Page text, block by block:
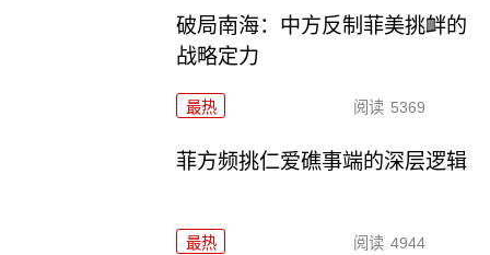
破局南海：中方反制菲美挑衅的
战略定力
最热 阅读 5369
菲方频挑仁爱礁事端的深层逻辑
最热 阅读 4944